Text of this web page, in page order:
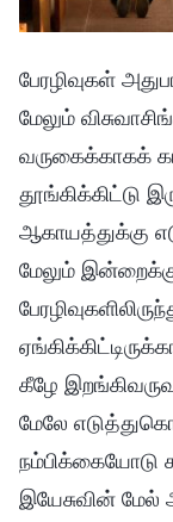
பேரழிவுகள்
மேலும்
வருகைக்காகக்
தூங்கிக்கிட்டு
ஆகாயத்துக்கு
மேலும்
கீழே
மேலே
நம்பிக்கையோடு
இயேசுவின் மேல்